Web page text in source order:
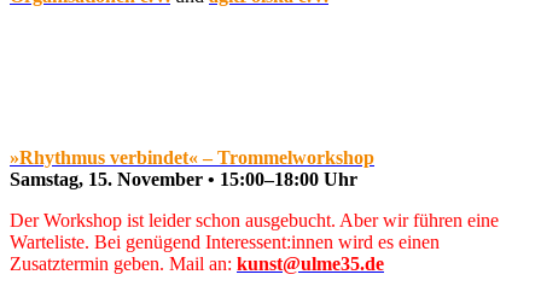
»Rhythmus verbindet« – Trommelworkshop
Samstag, 15. November • 15:00–18:00 Uhr
Der Workshop ist leider schon ausgebucht. Aber wir führen eine
Warteliste. Bei genügend Interessent:innen wird es einen
Zusatztermin geben. Mail an: kunst@ulme35.de